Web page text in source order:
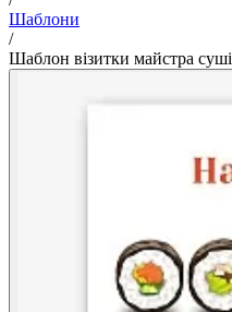
Шаблони
/
Шаблон візитки майстра суші